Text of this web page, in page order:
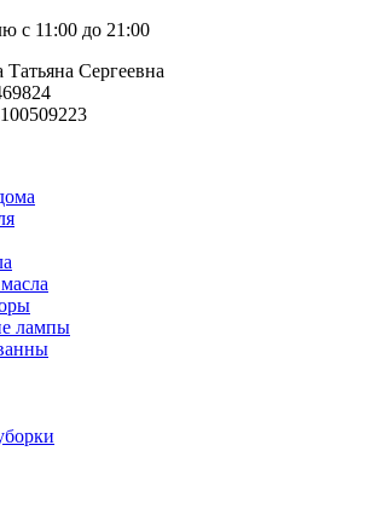
с 11:00 до 21:00
Сергеевна
лампы